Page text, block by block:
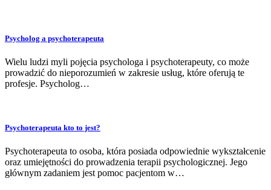
Psycholog a psychoterapeuta
Wielu ludzi myli pojęcia psychologa i psychoterapeuty, co może
prowadzić do nieporozumień w zakresie usług, które oferują te
profesje. Psycholog…
Psychoterapeuta kto to jest?
Psychoterapeuta to osoba, która posiada odpowiednie wykształcenie
oraz umiejętności do prowadzenia terapii psychologicznej. Jego
głównym zadaniem jest pomoc pacjentom w…